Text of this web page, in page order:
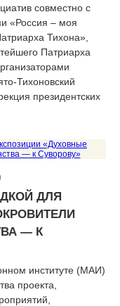
совместно с
«Россия – моя
Тихона»,
Патриарха
Тихоновский
президентских
ДЛЯ
— К
институте (МАИ)
проекта,